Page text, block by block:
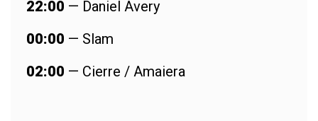
22:00 — Daniel Avery
00:00 — Slam
02:00 — Cierre / Amaiera